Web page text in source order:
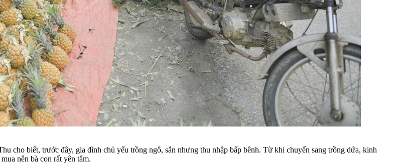
cho biết, trước đây, gia đình chủ yếu trồng ngô, sắn nhưng thu nhập bấp bênh. Từ khi chuyển sang trồng dứa, kinh
nên bà con rất yên tâm.